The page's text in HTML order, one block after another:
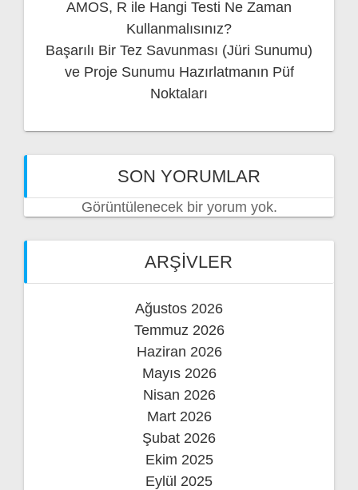
AMOS, R ile Hangi Testi Ne Zaman
Kullanmalısınız?
Başarılı Bir Tez Savunması (Jüri Sunumu)
ve Proje Sunumu Hazırlatmanın Püf
Noktaları
SON YORUMLAR
Görüntülenecek bir yorum yok.
ARŞIVLER
Ağustos 2026
Temmuz 2026
Haziran 2026
Mayıs 2026
Nisan 2026
Mart 2026
Şubat 2026
Ekim 2025
Eylül 2025